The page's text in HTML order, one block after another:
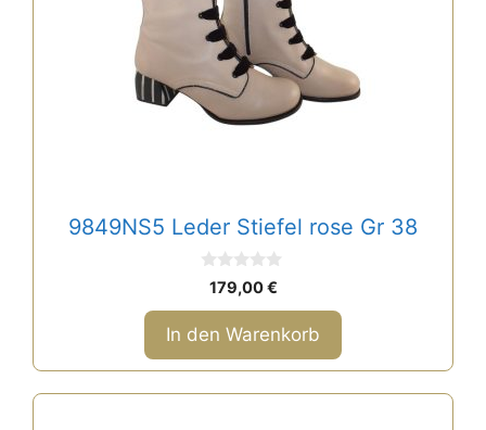
9849NS5 Leder Stiefel rose Gr 38
o
n
5
179,00€
In den Warenkorb